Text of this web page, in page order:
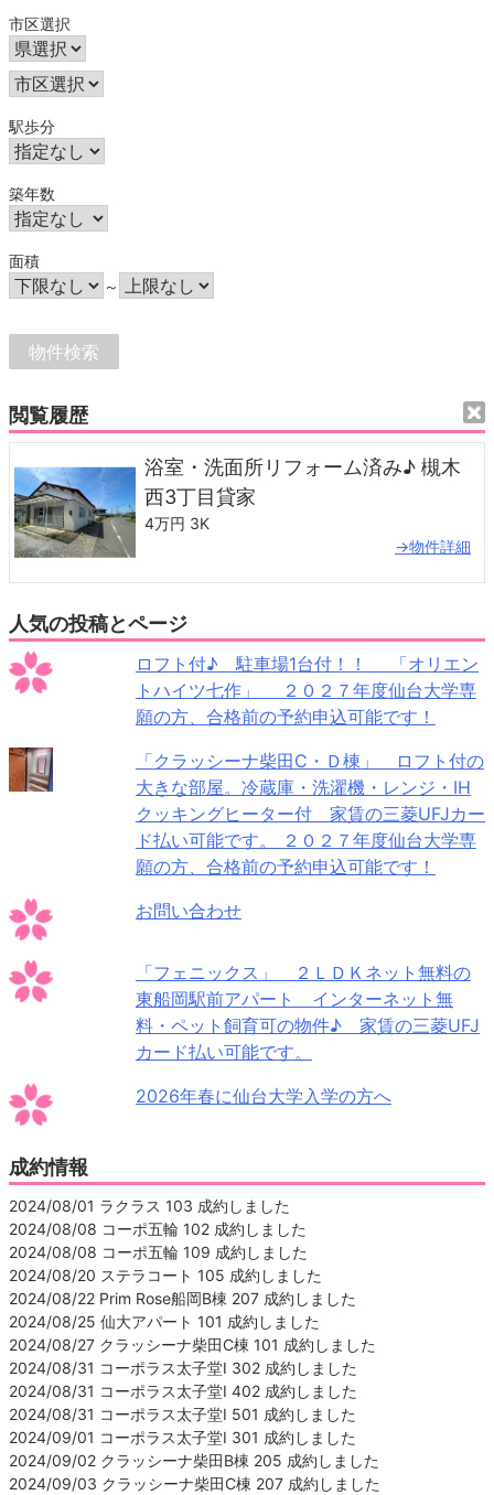
市区選択
駅歩分
築年数
面積
～
閲覧履歴
浴室・洗面所リフォーム済み♪ 槻木
西3丁目貸家
4万円 3K
→物件詳細
人気の投稿とページ
ロフト付♪ 駐車場1台付！！ 「オリエン
トハイツ七作」 ２０２７年度仙台大学専
願の方、合格前の予約申込可能です！
「クラッシーナ柴田C・Ｄ棟」 ロフト付の
大きな部屋。冷蔵庫・洗濯機・レンジ・IH
クッキングヒーター付 家賃の三菱UFJカー
ド払い可能です。 ２０２７年度仙台大学専
願の方、合格前の予約申込可能です！
お問い合わせ
「フェニックス」 ２ＬＤＫネット無料の
東船岡駅前アパート インターネット無
料・ペット飼育可の物件♪ 家賃の三菱UFJ
カード払い可能です。
2026年春に仙台大学入学の方へ
成約情報
2024/08/01 ラクラス 103 成約しました
2024/08/08 コーポ五輪 102 成約しました
2024/08/08 コーポ五輪 109 成約しました
2024/08/20 ステラコート 105 成約しました
2024/08/22 Prim Rose船岡B棟 207 成約しました
2024/08/25 仙大アパート 101 成約しました
2024/08/27 クラッシーナ柴田C棟 101 成約しました
2024/08/31 コーポラス太子堂Ⅰ 302 成約しました
2024/08/31 コーポラス太子堂Ⅰ 402 成約しました
2024/08/31 コーポラス太子堂Ⅰ 501 成約しました
2024/09/01 コーポラス太子堂Ⅰ 301 成約しました
2024/09/02 クラッシーナ柴田B棟 205 成約しました
2024/09/03 クラッシーナ柴田C棟 207 成約しました